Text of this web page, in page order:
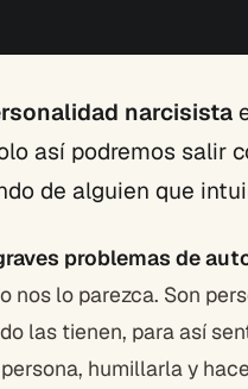
narcisista
así podremos salir
de alguien que
problemas de
nos lo parezca. Son
las tienen, para así
humillarla y